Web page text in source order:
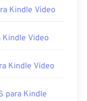
Experts Group
1
Kindle Video
Kindle Video
Kindle Video
para Kindle